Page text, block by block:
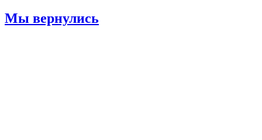
Курском!»
Мы вернулись